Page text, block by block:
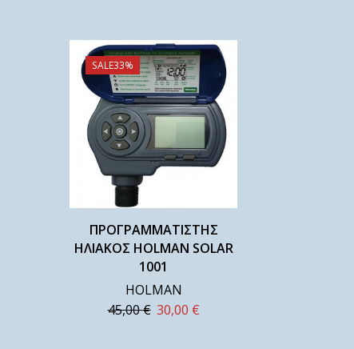
SALE33%
ΠΡΟΓΡΑΜΜΑΤΙΣΤΗΣ
ΗΛΙΑΚΟΣ HOLMAN SOLAR
1001
HOLMAN
45,00€ 30,00 €